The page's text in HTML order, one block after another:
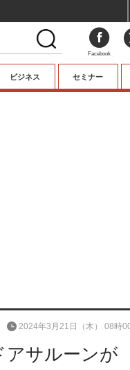
ビジネス セミナー
アサルーンが
2024年3月21日（木） 08時
Facebook